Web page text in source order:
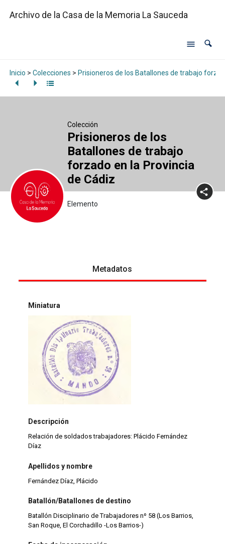
Archivo de la Casa de la Memoria La Sauceda
Inicio > Colecciones > Prisioneros de los Batallones de trabajo
Colección
Prisioneros de los
Batallones de trabajo
forzado en la Provincia
de Cádiz
Elemento
Metadatos
Miniatura
Descripción
Relación de soldados trabajadores: Plácido Fernández
Díaz
Apellidos y nombre
Fernández Díaz, Plácido
Batallón/Batallones de destino
Batallón Disciplinario de Trabajadores nº 58 (Los Barrios,
San Roque, El Corchadillo -Los Barrios-)